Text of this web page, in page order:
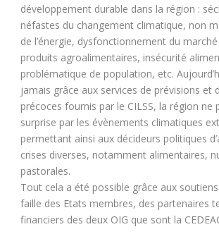
développement durable dans la région :
néfastes du changement climatique, non
de l’énergie, dysfonctionnement du
produits agroalimentaires, insécurité
problématique de population, etc.
jamais grâce aux services de prévisions et
précoces fournis par le CILSS, la région ne
surprise par les évènements climatiques
permettant ainsi aux décideurs politiques
crises diverses, notamment alimentaires,
pastorales.
Tout cela a été possible grâce aux
faille des Etats membres, des partenaires
financiers des deux OIG que sont la